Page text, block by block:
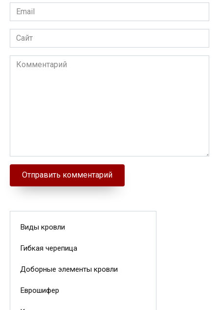
Email
Сайт
Комментарий
Виды кровли
Гибкая черепица
Доборные элементы кровли
Еврошифер